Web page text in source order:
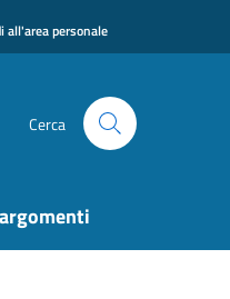
all'area personale
Cerca